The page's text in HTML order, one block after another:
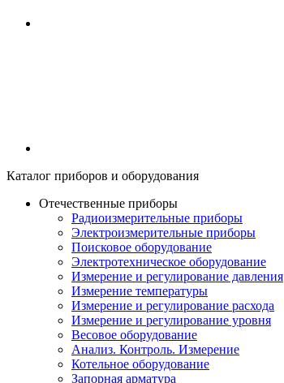
Каталог приборов и оборудования
Отечественные приборы
Радиоизмерительные приборы
Электроизмерительные приборы
Поисковое оборудование
Электротехническое оборудование
Измерение и регулирование давления
Измерение температуры
Измерение и регулирование расхода
Измерение и регулирование уровня
Весовое оборудование
Анализ. Контроль. Измерение
Котельное оборудование
Запорная арматура